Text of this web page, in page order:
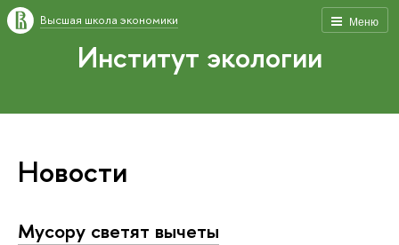
Меню
Высшая школа экономики
Институт экологии
Новости
Мусору светят вычеты